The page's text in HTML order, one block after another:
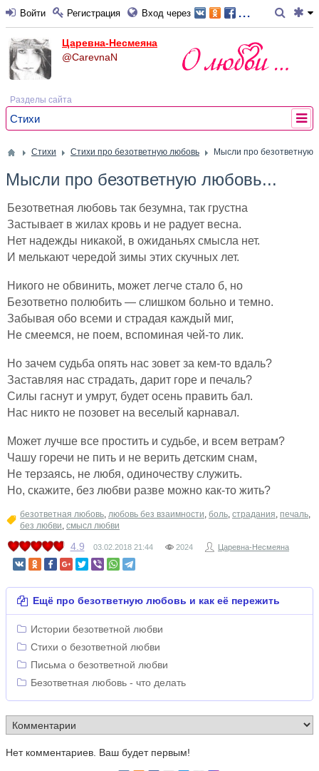
Войти Регистрация Вход через ...
Царевна-Несмеяна
@CarevnaN
Разделы сайта
Стихи
Стихи Стихи про безответную любовь Мысли про безответную
Мысли про безответную любовь...
Безответная любовь так безумна, так грустна
Застывает в жилах кровь и не радует весна.
Нет надежды никакой, в ожиданьях смысла нет.
И мелькают чередой зимы этих скучных лет.
Никого не обвинить, может легче стало б, но
Безответно полюбить — слишком больно и темно.
Забывая обо всеми и страдая каждый миг,
Не смеемся, не поем, вспоминая чей-то лик.
Но зачем судьба опять нас зовет за кем-то вдаль?
Заставляя нас страдать, дарит горе и печаль?
Силы гаснут и умрут, будет осень править бал.
Нас никто не позовет на веселый карнавал.
Может лучше все простить и судьбе, и всем ветрам?
Чашу горечи не пить и не верить детским снам,
Не терзаясь, не любя, одиночеству служить.
Но, скажите, без любви разве можно как-то жить?
безответная любовь, любовь без взаимности, боль, страдания, печаль,
без любви, смысл любви
4.9 03.02.2018 21:44 2024 Царевна-Несмеяна
Ещё про безответную любовь и как её пережить
Истории безответной любви
Стихи о безответной любви
Письма о безответной любви
Безответная любовь - что делать
Нет комментариев. Ваш будет первым!